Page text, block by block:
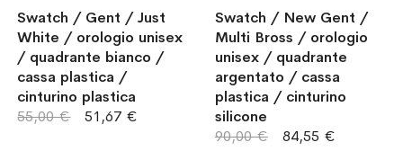
Swatch / Gent / Just
White / orologio unisex
/ quadrante bianco /
cassa plastica /
cinturino plastica
51,67 €
55,00 €
Swatch / New Gent /
Multi Bross / orologio
unisex / quadrante
argentato / cassa
plastica / cinturino
silicone
84,55 €
90,00 €